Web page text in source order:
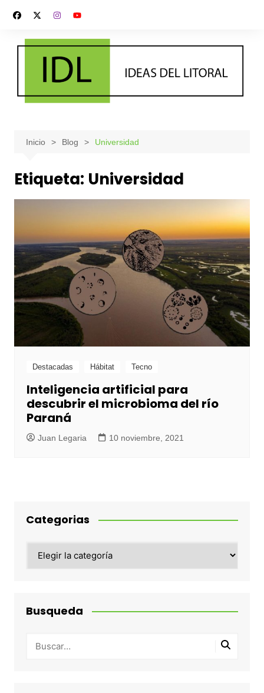
contenido
Inicio Blog Universidad
Etiqueta: Universidad
Destacadas Hábitat Tecno
Inteligencia artificial para
descubrir el microbioma del río
Paraná
Juan Legaria 10 noviembre, 2021
Categorias
Busqueda